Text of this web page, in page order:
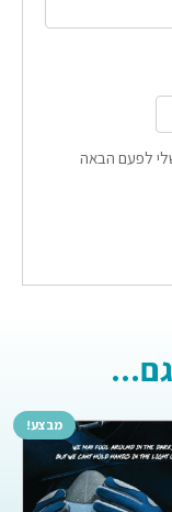
לפעם הבאה
גם...
מבצע!